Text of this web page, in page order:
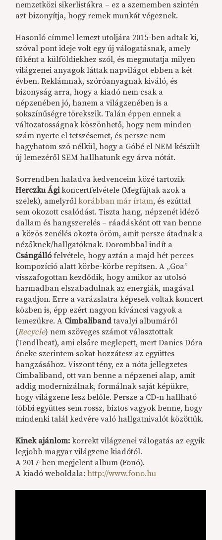
nemzetközi sikerlistákra – ez a szememben szintén
azt bizonyítja, hogy remek munkát végeznek.
Hasonló címmel lemezt utoljára 2015-ben adtak ki,
szóval pont ideje volt egy új válogatásnak, amely
főként a külföldiekhez szól, és megmutatja milyen
világzenei anyagok láttak napvilágot ebben a két
évben. Reklámnak, szóróanyagnak kiváló, és
bizonyság arra, hogy a kiadó nem csak a
népzenében jó, hanem a világzenében is a
sokszínűségre törekszik. Talán éppen ennek a
változatosságnak köszönhető, hogy nem minden
szám nyerte el tetszésemet, és persze nem
hagyhatom szó nélkül, hogy a Góbé el NEM készült
új lemezéről SEM hallhatunk egy árva nótát.
Sorrendben haladva kedvenceim közé tartozik
Herczku Ágikoncertfelvétele (Megfújtak azok a
szelek), amelyrőlkorábban már írtam, és ezúttal
sem okozott csalódást. Tiszta hang, népzenét idéző
dallam és hangszerelés – ráadásként ott van benne
a közös zenélés okozta öröm, amit persze átadnak a
nézőknek/hallgatóknak. Dorombbal indít a
Csángállófelvétele, hogy aztán a majd hét perces
kompozíció alatt körbe-körbe repítsen. A „Goa”
visszafogottan kezdődik, hogy amikor az utolsó
harmadban elszabadulnak az energiák, magával
ragadjon. Erre a varázslatra képesek voltak koncert
közben is, épp ezért nagyon kíváncsi vagyok a
lemezükre. A Cimbalibandtavalyi albumáról
(Recycle) nem szöveges számot választottak
(Tendlbeat), ami elsőre meglepett, mert Danics Dóra
éneke szerintem sokat hozzátesz az együttes
hangzásához. Viszont tény, ez a nóta jellegzetes
Cimbaliband, ott van benne a népzenei alap, amit
addig modernizálnak, formálnak saját képükre,
hogy világzene lesz belőle. Persze a CD-n hallható
többi együttes sem rossz, biztos vagyok benne, hogy
mindenki talál kedvére való hallgatnivalót közöttük.
Kinek ajánlom: korrekt világzenei válogatás az egyik
legjobb magyar világzene kiadótól.
A 2017-ben megjelent album (Fonó).
A kiadó weboldala:http://www.fono.hu